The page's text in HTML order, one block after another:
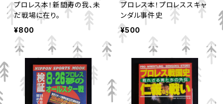
プロレス本！新間寿の我、未
だ戦場に在り。
¥800
プロレス本！プロレススキャ
ンダル事件史
¥500